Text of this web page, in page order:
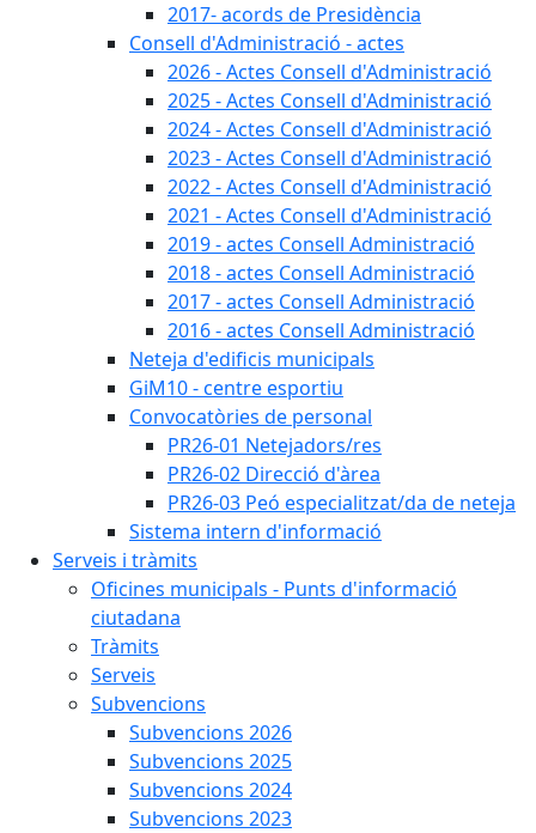
2017- acords de Presidència
Consell d'Administració - actes
2026 - Actes Consell d'Administració
2025 - Actes Consell d'Administració
2024 - Actes Consell d'Administració
2023 - Actes Consell d'Administració
2022 - Actes Consell d'Administració
2021 - Actes Consell d'Administració
2019 - actes Consell Administració
2018 - actes Consell Administració
2017 - actes Consell Administració
2016 - actes Consell Administració
Neteja d'edificis municipals
GiM10 - centre esportiu
Convocatòries de personal
PR26-01 Netejadors/res
PR26-02 Direcció d'àrea
PR26-03 Peó especialitzat/da de neteja
Sistema intern d'informació
Serveis i tràmits
Oficines municipals - Punts d'informació
ciutadana
Tràmits
Serveis
Subvencions
Subvencions 2026
Subvencions 2025
Subvencions 2024
Subvencions 2023